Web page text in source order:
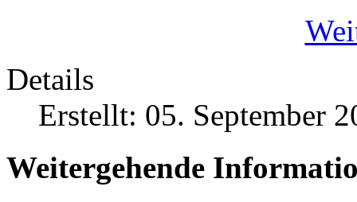
Details
Erstellt: 05. September
Weitergehende